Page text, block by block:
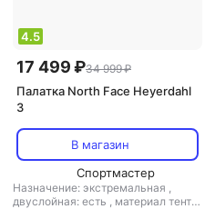
4.5
17 499 ₽34 999 ₽
Палатка North Face Heyerdahl
3
В магазин
Спортмастер
Назначение: экстремальная ,
двуслойная: есть , материал тента: